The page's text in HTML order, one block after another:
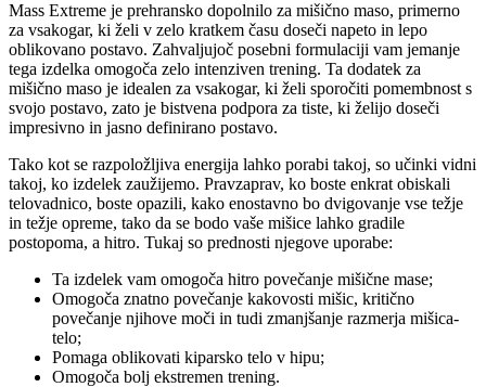
Mass Extreme je prehransko dopolnilo za mišično maso, primerno
za vsakogar, ki želi v zelo kratkem času doseči napeto in lepo
oblikovano postavo. Zahvaljujoč posebni formulaciji vam jemanje
tega izdelka omogoča zelo intenziven trening. Ta dodatek za
mišično maso je idealen za vsakogar, ki želi sporočiti pomembnost s
svojo postavo, zato je bistvena podpora za tiste, ki želijo doseči
impresivno in jasno definirano postavo.
Tako kot se razpoložljiva energija lahko porabi takoj, so učinki vidni
takoj, ko izdelek zaužijemo. Pravzaprav, ko boste enkrat obiskali
telovadnico, boste opazili, kako enostavno bo dvigovanje vse težje
in težje opreme, tako da se bodo vaše mišice lahko gradile
postopoma, a hitro. Tukaj so prednosti njegove uporabe:
Ta izdelek vam omogoča hitro povečanje mišične mase;
Omogoča znatno povečanje kakovosti mišic, kritično
povečanje njihove moči in tudi zmanjšanje razmerja mišica-
telo;
Pomaga oblikovati kiparsko telo v hipu;
Omogoča bolj ekstremen trening.